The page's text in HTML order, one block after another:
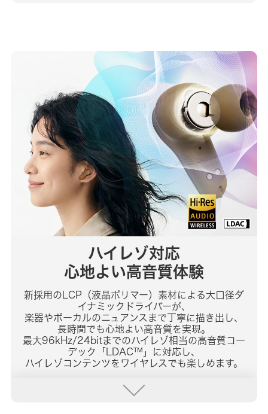
ハイレゾ対応
心地よい高音質体験
新採用のLCP（液晶ポリマー）素材による大口径ダ
イナミックドライバーが、
楽器やボーカルのニュアンスまで丁寧に描き出し、
長時間でも心地よい高音質を実現。
最大96kHz/24bitまでのハイレゾ相当の高音質コー
デック「LDAC™」に対応し、
ハイレゾコンテンツをワイヤレスでも楽しめます。